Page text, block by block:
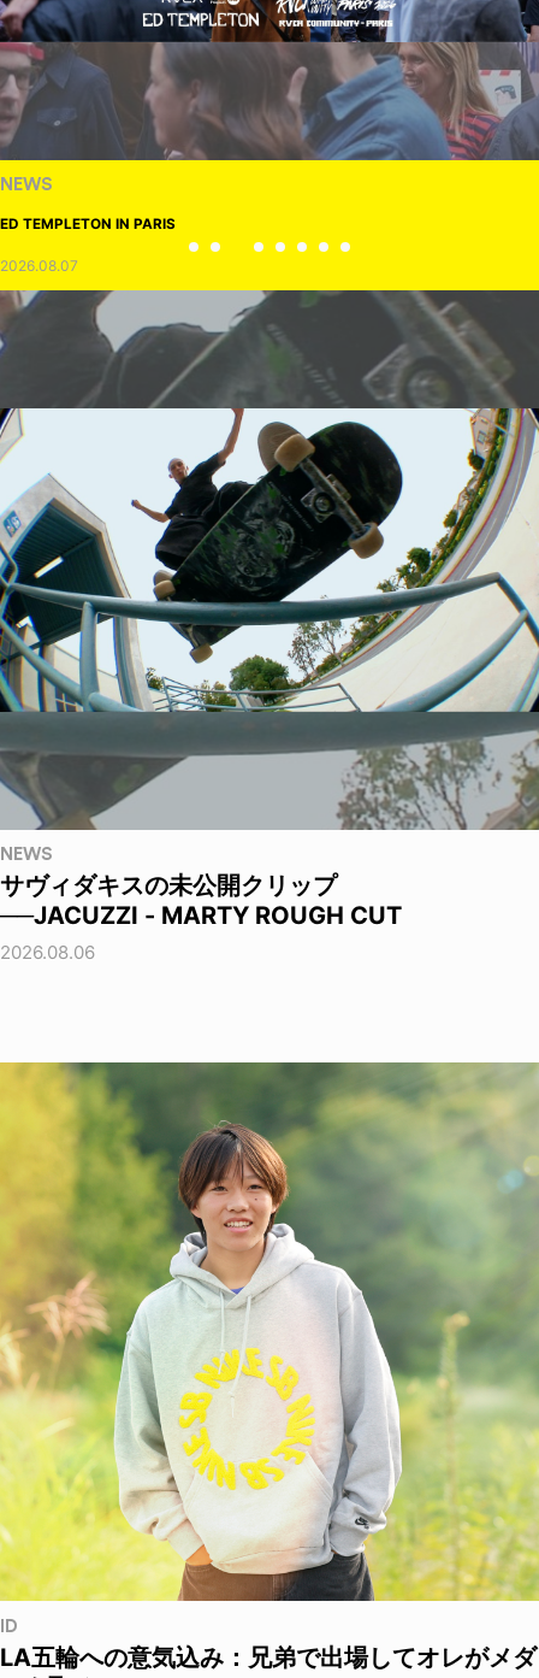
NEWS
ED TEMPLETON IN PARIS
2026.08.07
NEWS
サヴィダキスの未公開クリップ
──JACUZZI - MARTY ROUGH CUT
2026.08.06
ID
LA五輪への意気込み：兄弟で出場してオレがメダ